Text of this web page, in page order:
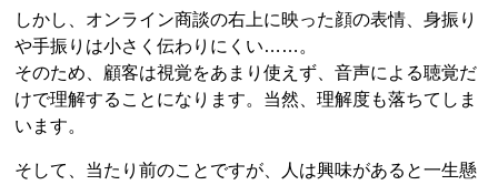
しかし、オンライン商談の右上に映った顔の表情、身振り
や手振りは小さく伝わりにくい……。
そのため、顧客は視覚をあまり使えず、音声による聴覚だ
けで理解することになります。当然、理解度も落ちてしま
います。
そして、当たり前のことですが、人は興味があると一生懸